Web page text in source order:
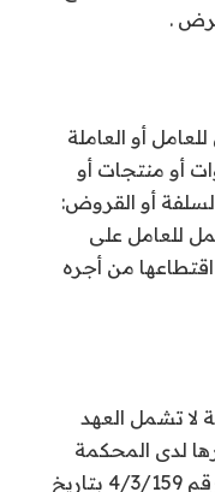
.
أو العاملة
أو منتجات أو
أو القروض:
للعامل على
من أجره
لا تشمل العهد
لدى المحكمة
العامة وفقا لقرار المحكمة العليا رقم 4/3/159 بتاريخ